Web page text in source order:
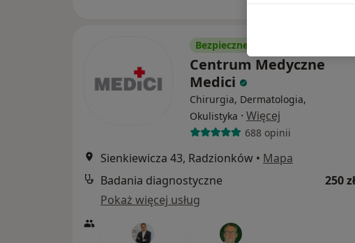
Bezpieczne płatności
Centrum Medyczne
Medici
Chirurgia, Dermatologia,
Okulistyka · Więcej
688 opinii
Sienkiewicza 43, Radzionków • Mapa
Badania diagnostyczne
250 zł
Pokaż więcej usług